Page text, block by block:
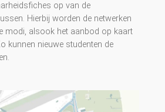
op van de
Hierbij worden de netwerken
modi, alsook het aanbod op kaart
kunnen nieuwe studenten de